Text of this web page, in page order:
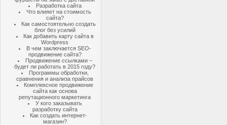
Разработка сайта
Что влияет на стоимость
сайта?
Как самостоятельно создать
блог без усилий
Как добавить карту сайта в
Wordpress
В чем заключается SEO-
продвижение сайта?
Продвижение ссылками –
будет ли работать в 2015 году?
Программы обработки,
сравнения и анализа прайсов
Комплексное продвижение
сайта как основа
репутационного маркетинга
У кого заказывать
разработку сайта
Как создать интернет-
магазин?